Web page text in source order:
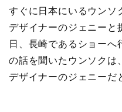
すぐに日本にいるウンソ
デザイナーのジェニーと
日、長崎であるショーへ
の話を聞いたウンソクは
デザイナーのジェニーだ